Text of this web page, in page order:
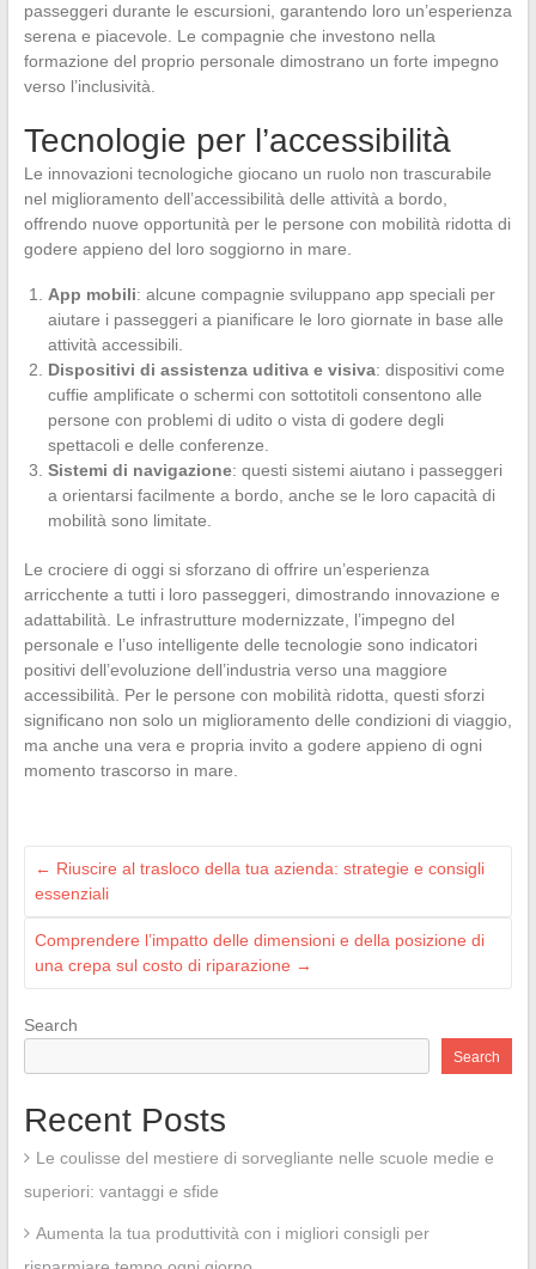
passeggeri durante le escursioni, garantendo loro un’esperienza
serena e piacevole. Le compagnie che investono nella
formazione del proprio personale dimostrano un forte impegno
verso l’inclusività.
Tecnologie per l’accessibilità
Le innovazioni tecnologiche giocano un ruolo non trascurabile
nel miglioramento dell’accessibilità delle attività a bordo,
offrendo nuove opportunità per le persone con mobilità ridotta di
godere appieno del loro soggiorno in mare.
App mobili: alcune compagnie sviluppano app speciali per
aiutare i passeggeri a pianificare le loro giornate in base alle
attività accessibili.
Dispositivi di assistenza uditiva e visiva: dispositivi come
cuffie amplificate o schermi con sottotitoli consentono alle
persone con problemi di udito o vista di godere degli
spettacoli e delle conferenze.
Sistemi di navigazione: questi sistemi aiutano i passeggeri
a orientarsi facilmente a bordo, anche se le loro capacità di
mobilità sono limitate.
Le crociere di oggi si sforzano di offrire un’esperienza
arricchente a tutti i loro passeggeri, dimostrando innovazione e
adattabilità. Le infrastrutture modernizzate, l’impegno del
personale e l’uso intelligente delle tecnologie sono indicatori
positivi dell’evoluzione dell’industria verso una maggiore
accessibilità. Per le persone con mobilità ridotta, questi sforzi
significano non solo un miglioramento delle condizioni di viaggio,
ma anche una vera e propria invito a godere appieno di ogni
momento trascorso in mare.
← Riuscire al trasloco della tua azienda: strategie e consigli
essenziali
Comprendere l’impatto delle dimensioni e della posizione di
una crepa sul costo di riparazione →
Search
Search
Recent Posts
Le coulisse del mestiere di sorvegliante nelle scuole medie e
superiori: vantaggi e sfide
Aumenta la tua produttività con i migliori consigli per